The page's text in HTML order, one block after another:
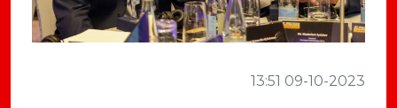
13:51 09-10-2023